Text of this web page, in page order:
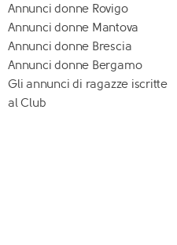
Annunci donne Rovigo
Annunci donne Mantova
Annunci donne Brescia
Annunci donne Bergamo
Gli annunci di ragazze iscritte
al Club